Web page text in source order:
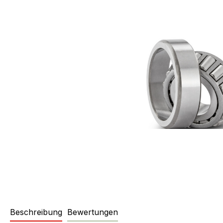
Beschreibung Bewertungen